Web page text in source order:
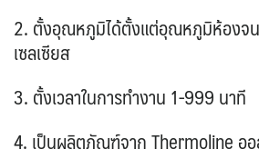
2. ตั้งอุณหภูมิได้ตั้งแต่อุณหภูมิห้องจ
เซลเซียส
3. ตั้งเวลาในการทำงาน 1-999 นาที
4. เป็นผลิตภัณฑ์จาก Thermoline ออ